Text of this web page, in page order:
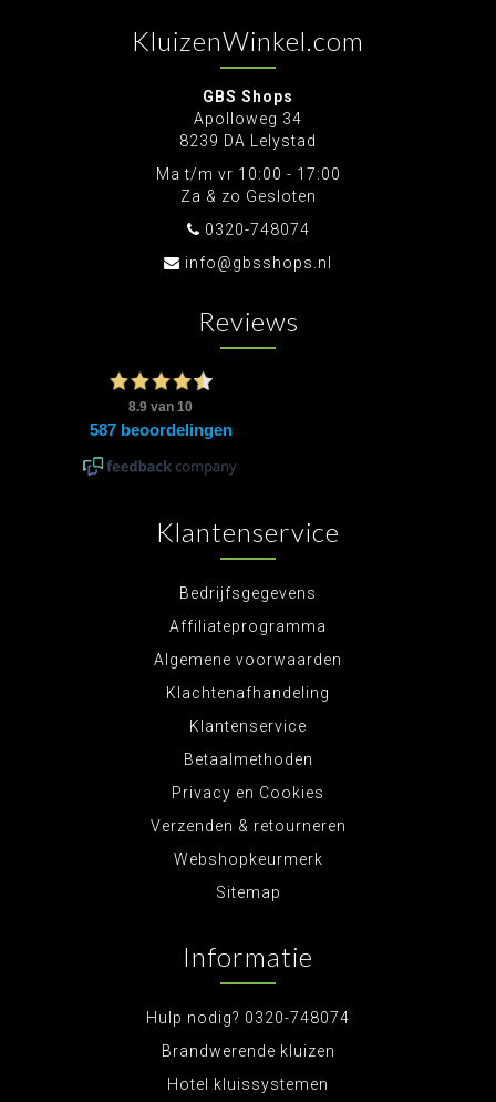
KluizenWinkel.com
GBS Shops
Apolloweg 34
8239 DA Lelystad
Ma t/m vr 10:00 - 17:00
Za & zo Gesloten
0320-748074
info@gbsshops.nl
Reviews
Klantenservice
Bedrijfsgegevens
Affiliateprogramma
Algemene voorwaarden
Klachtenafhandeling
Klantenservice
Betaalmethoden
Privacy en Cookies
Verzenden & retourneren
Webshopkeurmerk
Sitemap
Informatie
Hulp nodig? 0320-748074
Brandwerende kluizen
Hotel kluissystemen